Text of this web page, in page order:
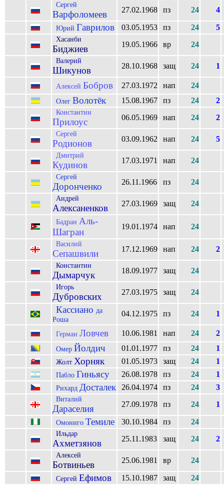
Сергей
Варфоломеев 27.02.1968 пз 24 4
Юрий Гаврилов 03.05.1953 пз 24 5
Хасанби
Биджиев 19.05.1966 вр 24
Валерий
Шикунов 28.10.1968 защ 24 1
Алексей Бобров 27.03.1972 нап 24
Олег Волотёк 15.08.1967 пз 24 2
Константин
Прилоус 06.05.1969 нап 24 2
Сергей
Родионов 03.09.1962 нап 24 5
Дмитрий
Кудинов 17.03.1971 нап 24
Сергей
Доронченко 26.11.1966 пз 24
Андрей
Алексаненков 27.03.1969 защ 24
Бадран Аль-
Шагран
19.01.1974 нап 24
Василий
Сепашвили 17.12.1969 нап 24 2
Константин
Дымарчук 18.09.1977 защ 24
Игорь
Дубровских 27.03.1975 защ 24
Кассиано да
Роша
04.12.1975 пз 24 1
Герман Ловчев 10.06.1981 нап 24 2
Омер Йолдич 01.01.1977 пз 24 1
Жолт Хорняк 01.05.1973 защ 24 1
Пабло Гиньясу 26.08.1978 пз 24 1
Рихард Досталек 26.04.1974 пз 24 3
Виталий
Дараселия 27.09.1978 пз 24 1
Омониго Темиле 30.10.1984 пз 24
Ильдар
Ахметзянов 25.11.1983 защ 24 2
Алексей
Ботвиньев 25.06.1981 вр 24
Сергей Ефимов 15.10.1987 защ 24